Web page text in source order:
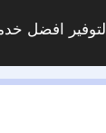
لتوفير افضل